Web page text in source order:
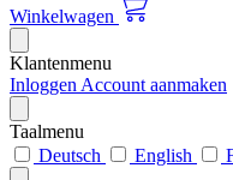
Winkelwagen
Klantenmenu
Inloggen Account aanmaken
Taalmenu
Deutsch
English